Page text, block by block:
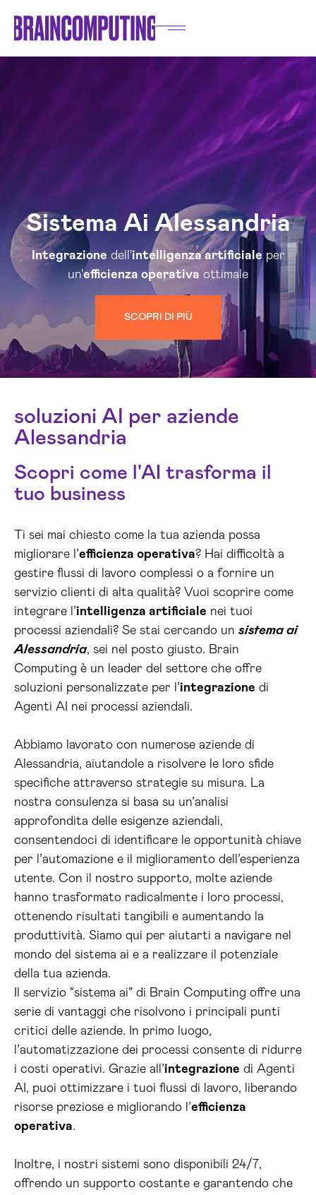
Sistema Ai Alessandria
Integrazione dell'intelligenza artificiale per
un'efficienza operativa ottimale
SCOPRI DI PIÙ
soluzioni AI per aziende
Alessandria
Scopri come l'AI trasforma il
tuo business
Ti sei mai chiesto come la tua azienda possa
migliorare l’efficienza operativa? Hai difficoltà a
gestire flussi di lavoro complessi o a fornire un
servizio clienti di alta qualità? Vuoi scoprire come
integrare l’intelligenza artificiale nei tuoi
processi aziendali? Se stai cercando un sistema ai
Alessandria, sei nel posto giusto. Brain
Computing è un leader del settore che offre
soluzioni personalizzate per l’integrazione di
Agenti AI nei processi aziendali.
Abbiamo lavorato con numerose aziende di
Alessandria, aiutandole a risolvere le loro sfide
specifiche attraverso strategie su misura. La
nostra consulenza si basa su un’analisi
approfondita delle esigenze aziendali,
consentendoci di identificare le opportunità chiave
per l’automazione e il miglioramento dell’esperienza
utente. Con il nostro supporto, molte aziende
hanno trasformato radicalmente i loro processi,
ottenendo risultati tangibili e aumentando la
produttività. Siamo qui per aiutarti a navigare nel
mondo del sistema ai e a realizzare il potenziale
della tua azienda.
Il servizio “sistema ai” di Brain Computing offre una
serie di vantaggi che risolvono i principali punti
critici delle aziende. In primo luogo,
l’automatizzazione dei processi consente di ridurre
i costi operativi. Grazie all’integrazione di Agenti
AI, puoi ottimizzare i tuoi flussi di lavoro, liberando
risorse preziose e migliorando l’efficienza
operativa.
Inoltre, i nostri sistemi sono disponibili 24/7,
offrendo un supporto costante e garantendo che